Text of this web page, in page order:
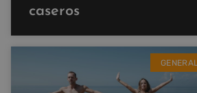
caseros
GENERAL